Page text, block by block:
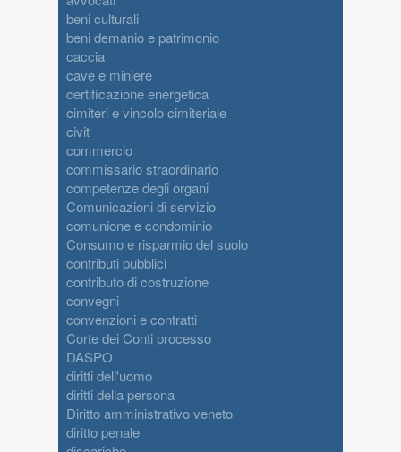
beni culturali
beni demanio e patrimonio
caccia
cave e miniere
certificazione energetica
cimiteri e vincolo cimiteriale
civit
commercio
commissario straordinario
competenze degli organi
Comunicazioni di servizio
comunione e condominio
Consumo e risparmio del suolo
contributi pubblici
contributo di costruzione
convegni
convenzioni e contratti
Corte dei Conti processo
DASPO
diritti dell'uomo
diritti della persona
Diritto amministrativo veneto
diritto penale